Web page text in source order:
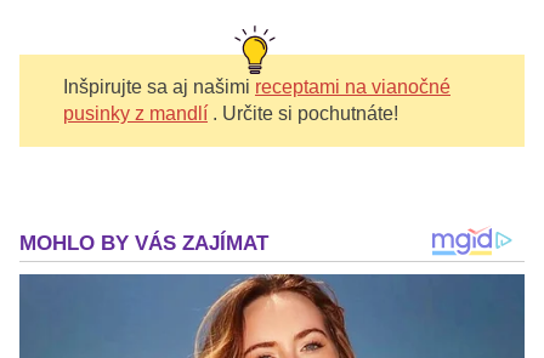
Inšpirujte sa aj našimi receptami na vianočné
pusinky z mandlí . Určite si pochutnáte!